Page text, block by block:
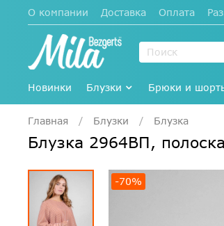
О компании Доставка Оплата
Новинки Блузки Брюки и
Главная Блузки Блузка
Блузка 2964ВП,
-70%